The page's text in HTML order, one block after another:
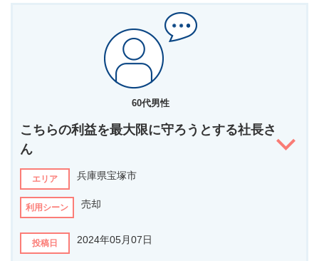
最初に御自分の考えをキチンと説明された本を送って頂き主人も感
どんなことを相談されましたか？
賃貸人様が居られるので、家賃収入があり私達も生活費として助か
ったおりましたが高齢になり相続も迷惑かけるだろうと売却したい
他社と比較して、なぜこの担当者に決めましたか？
そうなので 決めました。
担当者へ伝えたいメッセージがあればお書きください
ので、新幹線の予約して行きましたので
ホテルも用意して頂き感謝しております。
60代男性
こちらの利益を最大限に守ろうとする社長さ
ん
エリア 兵庫県宝塚市
利用シーン 売却
投稿日 2024年05月07日